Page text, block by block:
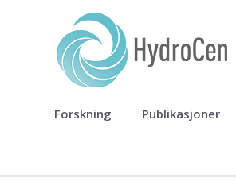
Forskning Publikasjoner